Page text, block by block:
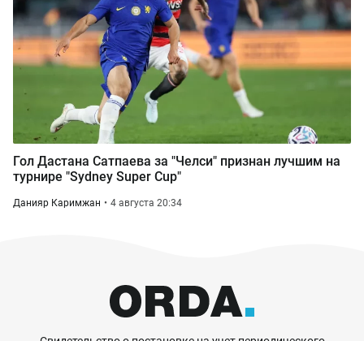
Гол Дастана Сатпаева за "Челси" признан лучшим на
турнире "Sydney Super Cup"
Данияр Каримжан 4 августа 20:34